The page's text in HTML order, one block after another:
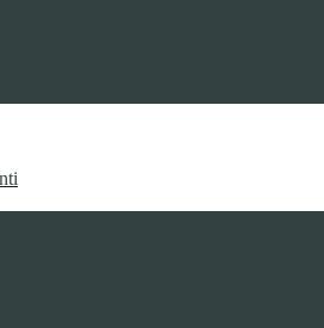
di misurazione e valutazione della